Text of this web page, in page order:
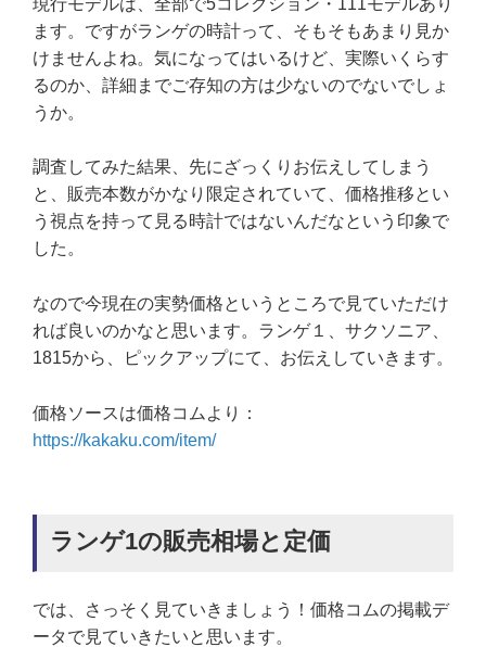
ます。ですがランゲの時計って、そもそもあまり見か
けませんよね。気になってはいるけど、実際いくらす
るのか、詳細までご存知の方は少ないのでないでしょ
うか。
調査してみた結果、先にざっくりお伝えしてしまう
と、販売本数がかなり限定されていて、価格推移とい
う視点を持って見る時計ではないんだなという印象で
した。
なので今現在の実勢価格というところで見ていただけ
れば良いのかなと思います。ランゲ１、サクソニア、
1815から、ピックアップにて、お伝えしていきます。
価格ソースは価格コムより：
https://kakaku.com/item/
ランゲ1の販売相場と定価
では、さっそく見ていきましょう！価格コムの掲載デ
ータで見ていきたいと思います。